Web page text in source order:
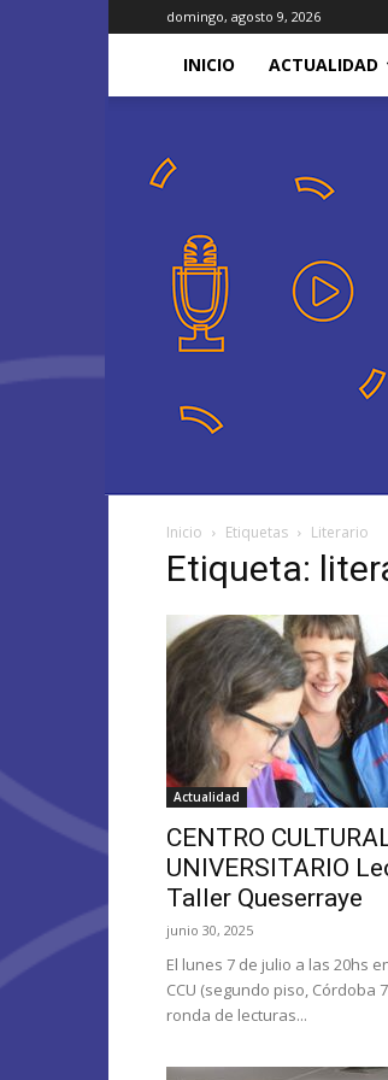
domingo, agosto 9, 2026
INICIO ACTUALIDAD
Inicio Etiquetas Literario
Etiqueta:
Actualidad
CENTRO
UNIVERSITARIO
Taller Queserraye
junio 30, 2025
El lunes 7 de julio a las 20hs
CCU (segundo piso, Córdoba
ronda de lecturas...